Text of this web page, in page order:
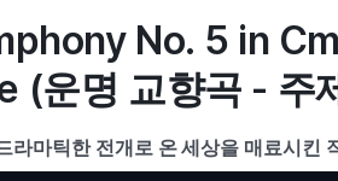
No. 5 in
(운명 교향곡 - 주
라마틱한 전개로 온 세상을 매료시킨